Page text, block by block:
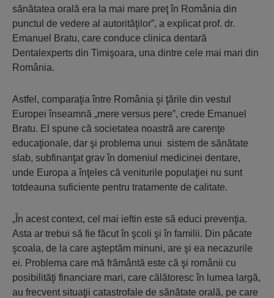
sănătatea orală era la mai mare preţ în România din
punctul de vedere al autorităţilor”, a explicat prof. dr.
Emanuel Bratu, care conduce clinica dentară
Dentalexperts din Timişoara, una dintre cele mai mari din
România.
Astfel, comparaţia între România şi ţările din vestul
Europei înseamnă „mere versus pere”, crede Emanuel
Bratu. El spune că societatea noastră are carenţe
educaţionale, dar şi problema unui sistem de sănătate
slab, subfinanţat grav în domeniul medicinei dentare,
unde Europa a înţeles că veniturile populaţiei nu sunt
totdeauna suficiente pentru tratamente de calitate.
„În acest context, cel mai ieftin este să educi prevenţia.
Asta ar trebui să fie făcut în şcoli şi în familii. Din păcate
şcoala, de la care aşteptăm minuni, are şi ea necazurile
ei. Problema care mă frământă este că şi românii cu
posibilităţi financiare mari, care călătoresc în lumea largă,
au frecvent situaţii catastrofale de sănătate orală, pe care